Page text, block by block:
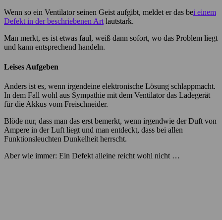
Wenn so ein Ventilator seinen Geist aufgibt, meldet er das bei einem
Defekt in der beschriebenen Art lautstark.
Man merkt, es ist etwas faul, weiß dann sofort, wo das Problem liegt
und kann entsprechend handeln.
Leises Aufgeben
Anders ist es, wenn irgendeine elektronische Lösung schlappmacht.
In dem Fall wohl aus Sympathie mit dem Ventilator das Ladegerät
für die Akkus vom Freischneider.
Blöde nur, dass man das erst bemerkt, wenn irgendwie der Duft von
Ampere in der Luft liegt und man entdeckt, dass bei allen
Funktionsleuchten Dunkelheit herrscht.
Aber wie immer: Ein Defekt alleine reicht wohl nicht …